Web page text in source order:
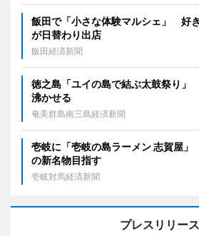
飯田で「小さな体験マルシェ」 好
が日替わり出店
飯田経済新聞
徳之島「ユイの島で結ぶ太鼓祭り
沸かせる
奄美群島南三島経済新聞
壱岐に「壱岐の島ラーメン 志賀屋
の新名物目指す
壱岐対馬経済新聞
プレスリリース